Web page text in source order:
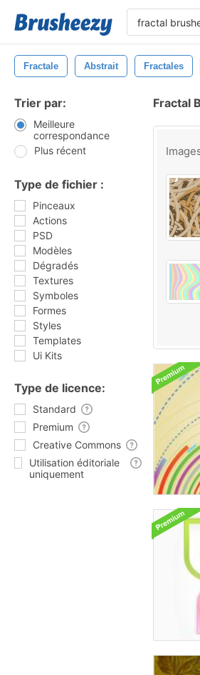
Fractale Abstrait Fractales
Trier par:
Meilleure
correspondance
Plus récent
Type de fichier :
Pinceaux
Actions
PSD
Modèles
Dégradés
Textures
Symboles
Formes
Styles
Templates
Ui Kits
Type de licence:
Standard
Premium
Creative Commons
Utilisation éditoriale
uniquement
Fractal